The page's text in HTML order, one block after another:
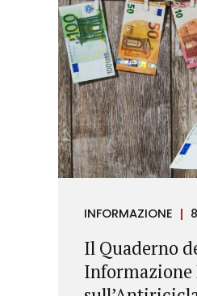
pagati
riportati nel retro
causa di una
risalente al 1986,
sottoscrizione, e
aveva messo sopra
riportava un
INFORMAZIONE
Il Quaderno